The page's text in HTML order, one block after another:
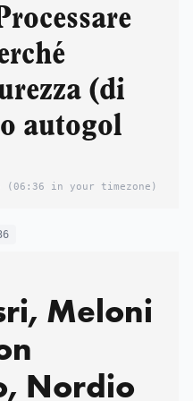
(di
autogol
(06:36 in your timezone)
Meloni
Nordio